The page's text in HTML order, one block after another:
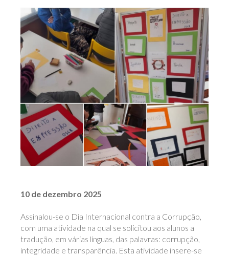
10 de dezembro 2025
Assinalou-se o Dia Internacional contra a Corrupção,
com uma atividade na qual se solicitou aos alunos a
tradução, em várias línguas, das palavras: corrupção,
integridade e transparência. Esta atividade insere-se